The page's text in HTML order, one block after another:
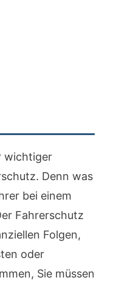
wichtiger
Denn was
bei einem
Fahrerschutz
Folgen,
oder
Sie müssen